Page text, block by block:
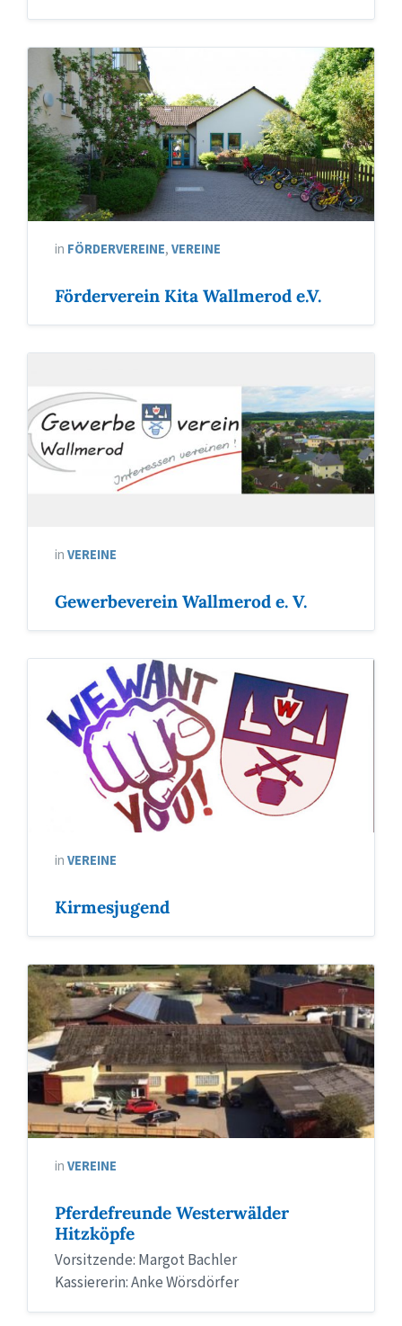
in FÖRDERVEREINE, VEREINE
Förderverein Kita Wallmerod e.V.
in VEREINE
Gewerbeverein Wallmerod e. V.
in VEREINE
Kirmesjugend
in VEREINE
Pferdefreunde Westerwälder
Hitzköpfe
Vorsitzende: Margot Bachler
Kassiererin: Anke Wörsdörfer